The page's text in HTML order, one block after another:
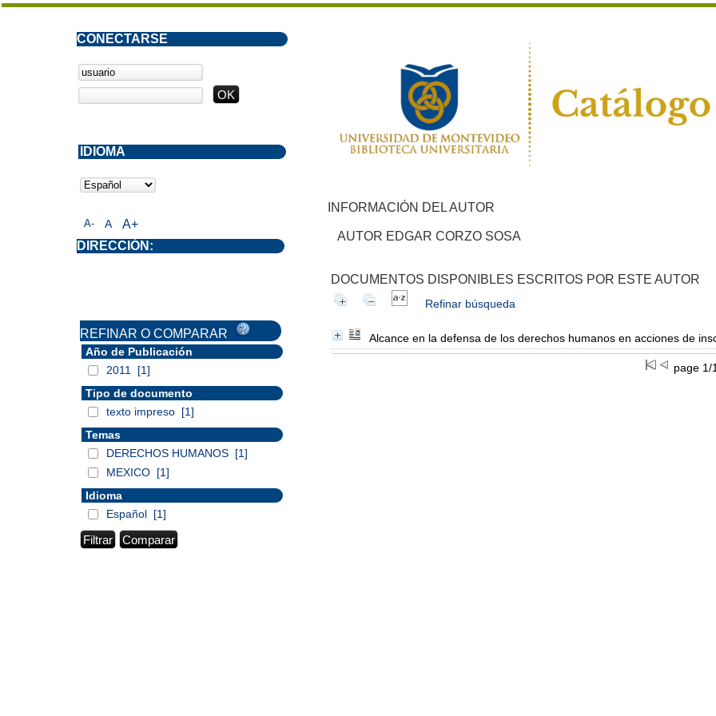
INFORMACIÓN DEL AUTOR
AUTOR EDGAR CORZO SOSA
DOCUMENTOS DISPONIBLES ESCRITOS POR ESTE AUTOR
Refinar búsqueda
Alcance en la defensa de los derechos humanos en acciones de
page
A- A A+
CONECTARSE
DIRECCIÓN:
IDIOMA
REFINAR O COMPARAR
Año de Publicación
2011
[1]
Tipo de documento
texto impreso [1]
Temas
DERECHOS HUMANOS [1]
MEXICO [1]
Idioma
Español [1]